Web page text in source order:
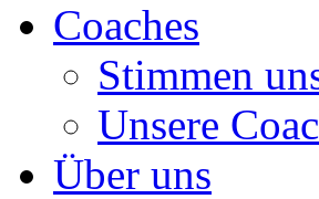
Coaches
Stimmen
Unsere
Über uns